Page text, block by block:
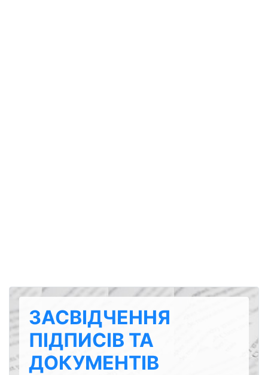
ЗАСВІДЧЕННЯ
ПІДПИСІВ ТА
ДОКУМЕНТІВ